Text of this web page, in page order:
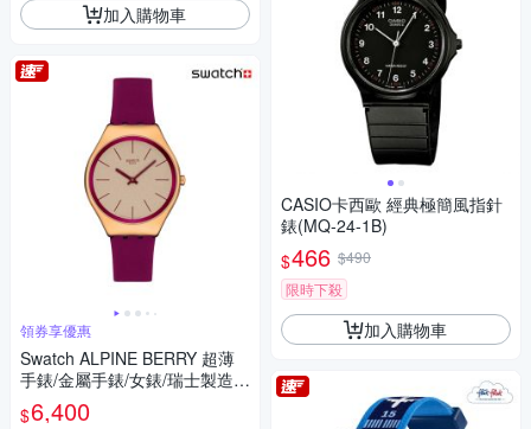
加入購物車
領券享優惠
Swatch ALPINE BERRY 超薄
手錶/金屬手錶/女錶/瑞士製造 S
YXG131 (38mm)
$6,400
CASIO卡西歐 經典極簡風指針
錶(MQ-24-1B)
$466 $490
限時下殺
加入購物車